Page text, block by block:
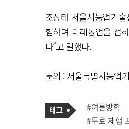
조상태 서울시농업기
험하며 미래농업을 접
다”고 말했다.
문의 : 서울특별시농업
사
관
련
태
그
#여름방학
#무료 체험